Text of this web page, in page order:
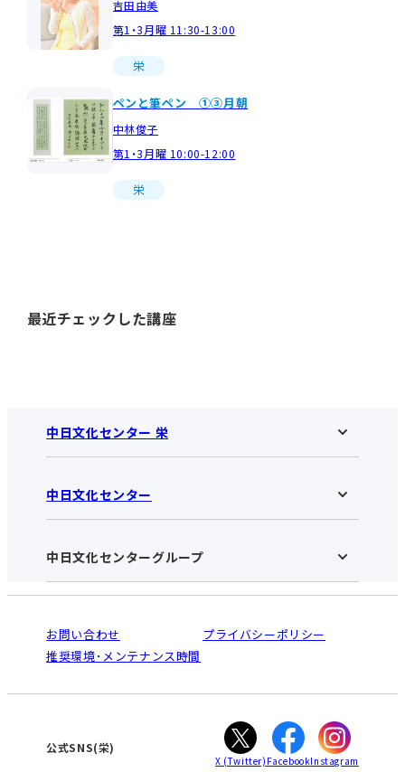
吉田由美
第1・3月曜 11:30-13:00
栄
ペンと筆ペン ①③月朝
中林俊子
第1・3月曜 10:00-12:00
栄
最近チェックした講座
中日文化センター 栄
中日文化センター 栄HOME
お知らせ
アクセス･営業時間
お申し込みの流れ
入会と受講のご案内
中日文化センター
中日文化センターHOME
中日文化センターとは
受講規約・会員特典
ご利用ガイド
オンライン講座受講の手順
WEBサイトのよくある質問
中日文化センターグループ
南大高
犬山
高蔵寺
大垣
津
お問い合わせ
プライバシーポリシー
推奨環境･メンテナンス時間
公式SNS(栄)
X (Twitter) FacebookInstagram